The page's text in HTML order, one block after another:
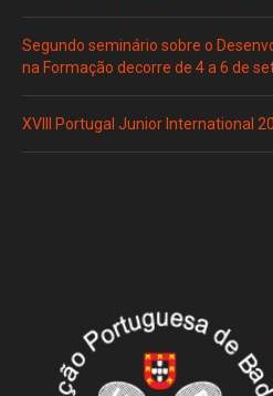
Segundo seminário sobre o
na Formação decorre de 4 a 6 de
XVIII Portugal Junior International